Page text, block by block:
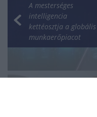
A mesterséges
intelligencia
kettéosztja a globális
munkaerőpiacot